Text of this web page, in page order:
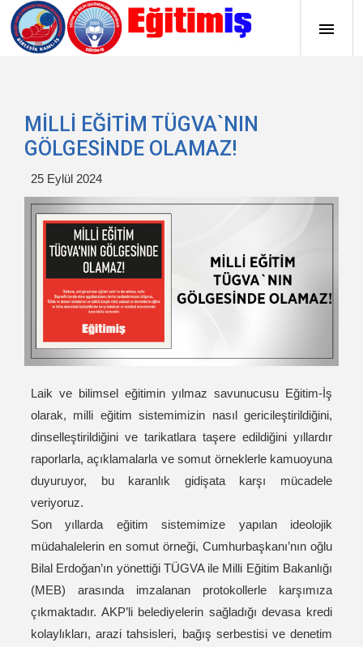
MİLLİ EĞİTİM TÜGVA`NIN
GÖLGESİNDE OLAMAZ!
25 Eylül 2024
Laik ve bilimsel eğitimin yılmaz savunucusu Eğitim-İş
olarak, milli eğitim sistemimizin nasıl gericileştirildiğini,
dinselleştirildiğini ve tarikatlara taşere edildiğini yıllardır
raporlarla, açıklamalarla ve somut örneklerle kamuoyuna
duyuruyor, bu karanlık gidişata karşı mücadele
veriyoruz.
Son yıllarda eğitim sistemimize yapılan ideolojik
müdahalelerin en somut örneği, Cumhurbaşkanı’nın oğlu
Bilal Erdoğan’ın yönettiği TÜGVA ile Milli Eğitim Bakanlığı
(MEB) arasında imzalanan protokollerle karşımıza
çıkmaktadır. AKP’li belediyelerin sağladığı devasa kredi
kolaylıkları, arazi tahsisleri, bağış serbestisi ve denetim